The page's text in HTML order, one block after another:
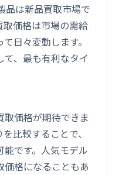
品は新品買取市場で
価格は市場の需給
日々変動します。
、最も有利なタイ
価格が期待できま
比較することで、
です。人気モデル
格になることもあ